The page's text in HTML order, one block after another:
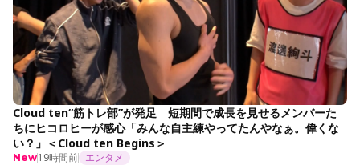
Cloud ten“筋トレ部”が発足 短期間で成長を見せるメンバーた
ちにヒコロヒーが感心「みんな自主練やってたんやなぁ。偉くな
い？」＜Cloud ten Begins＞
New19時間前 エンタメ